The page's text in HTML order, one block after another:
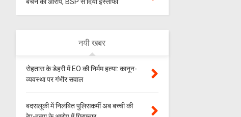
नयी खबर
रोहतास के डेहरी में EO की निर्मम हत्या: कानून-
व्यवस्था पर गंभीर सवाल
बदसलूकी में निलंबित पुलिसकर्मी अब बच्ची की